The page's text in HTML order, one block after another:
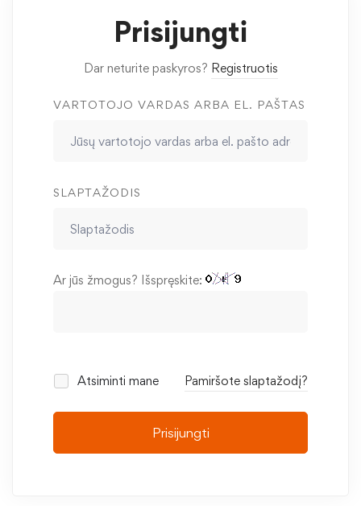
Prisijungti
Dar neturite paskyros? Registruotis
VARTOTOJO VARDAS ARBA EL. PAŠTAS
SLAPTAŽODIS
Ar jūs žmogus? Išspręskite:
Atsiminti mane Pamiršote slaptažodį?
Prisijungti